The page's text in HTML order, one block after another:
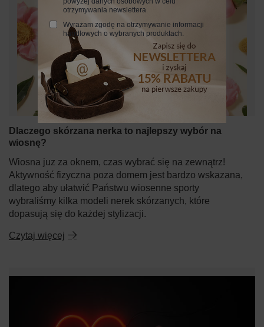
Dlaczego skórzana nerka to najlepszy wybór na
wiosnę?
Wiosna juz za oknem, czas wybrać się na zewnątrz!
Aktywność fizyczna poza domem jest bardzo wskazana,
dlatego aby ułatwić Państwu wiosenne sporty
wybraliśmy kilka modeli nerek skórzanych, które
dopasują się do każdej stylizacji.
Czytaj więcej
otrzymywania newslettera
Wyrażam zgodę na otrzymywanie informacji
handlowych o wybranych produktach.